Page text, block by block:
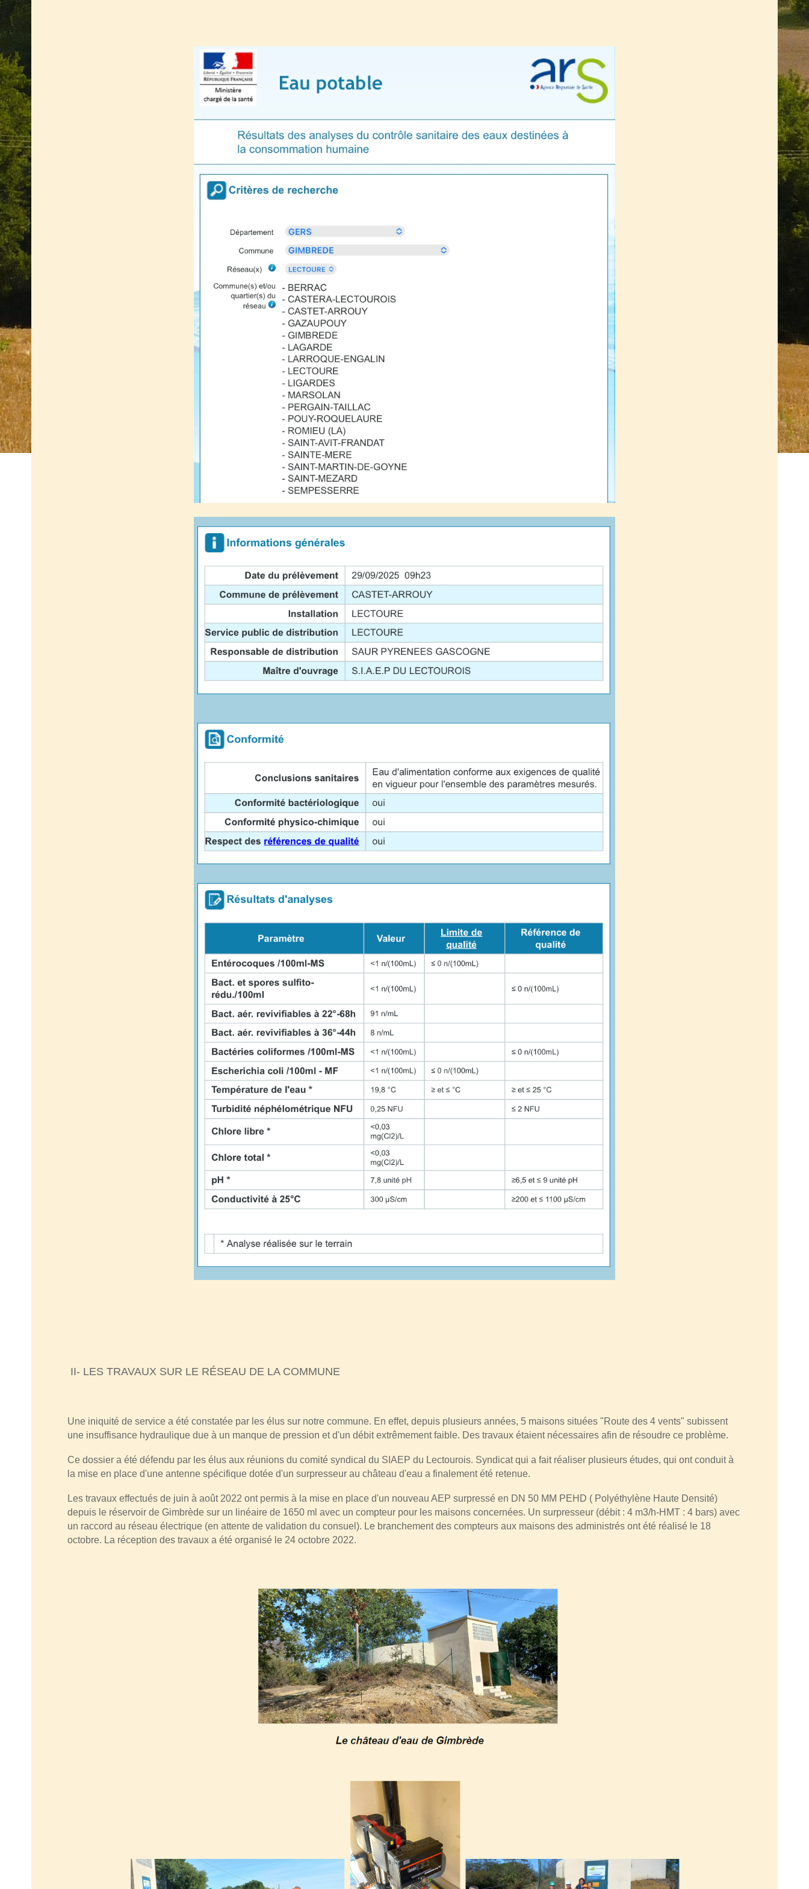
II- LES TRAVAUX SUR LE RÉSEAU DE LA COMMUNE
Une iniquité de service a été constatée par les élus sur notre commune. En effet, depuis plusieurs années, 5 maisons situées "Route des 4 vents" subissent
une insuffisance hydraulique due à un manque de pression et d'un débit extrêmement faible. Des travaux étaient nécessaires afin de résoudre ce problème.
Ce dossier a été défendu par les élus aux réunions du comité syndical du SIAEP du Lectourois. Syndicat qui a fait réaliser plusieurs études, qui ont conduit à
la mise en place d'une antenne spécifique dotée d'un surpresseur au château d'eau a finalement été retenue.
Les travaux effectués de juin à août 2022 ont permis à la mise en place d'un nouveau AEP surpressé en DN 50 MM PEHD ( Polyéthylène Haute Densité)
depuis le réservoir de Gimbrède sur un linéaire de 1650 ml avec un compteur pour les maisons concernées. Un surpresseur (débit : 4 m3/h-HMT : 4 bars) avec
un raccord au réseau électrique (en attente de validation du consuel). Le branchement des compteurs aux maisons des administrés ont été réalisé le 18
octobre. La réception des travaux a été organisé le 24 octobre 2022.